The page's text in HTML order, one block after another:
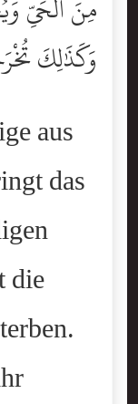
وَكَذَٰلِكَ
aus
das
die